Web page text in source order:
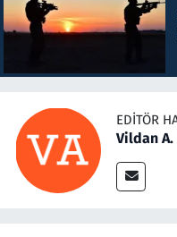
EDITÖR
Vildan A.